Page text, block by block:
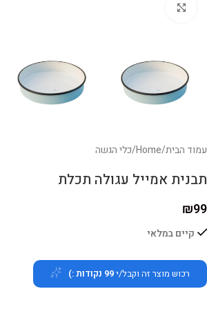
עמוד הבית/
Home
/כלי הגשה
תבנית אמייל עגולה תכלת
₪99
קיים במלאי
רכוש מוצר זה וקבל/י99 נקודות :)